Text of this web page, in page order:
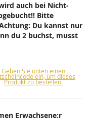
auch bei Nicht-
Bitte
Du kannst nur
du 2 buchst, musst
Geben Sie unten einen
ein, um dieses
Produkt zu bestellen.
Erwachsene:r